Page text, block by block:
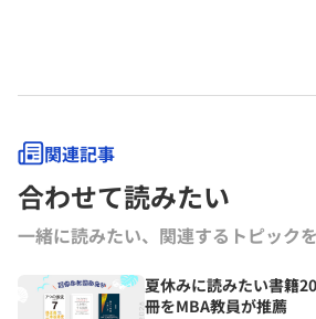
務める。グロービスのナレッジライブラリ「
る。
関連記事
合わせて読みたい
一緒に読みたい、関連するトピック
夏休みに読みたい書籍
冊をMBA教員が推薦